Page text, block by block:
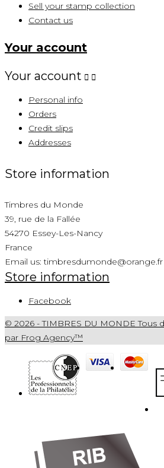
Sell ​​your stamp collection
Contact us
Your account
Your account  
Personal info
Orders
Credit slips
Addresses
Store information
Timbres du Monde
39, rue de la Fallée
54270 Essey-Les-Nancy
France
Email us:timbresdumonde@orange.fr
Store information
Facebook
© 2026 - TIMBRES DU MONDE Tous
par Frog Agency™